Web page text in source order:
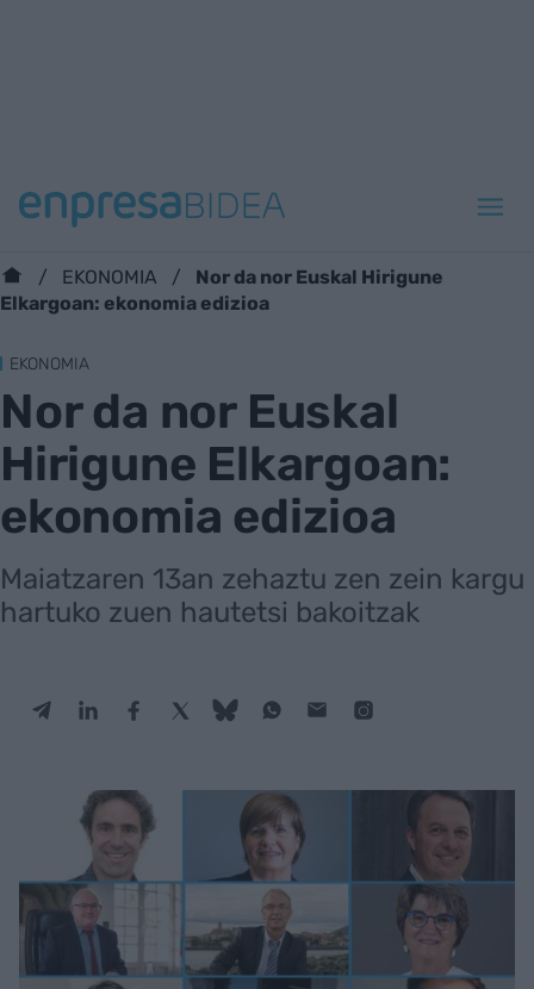
EKONOMIA
Nor da nor Euskal Hirigune
Elkargoan: ekonomia edizioa
EKONOMIA
Nor da nor Euskal
Hirigune Elkargoan:
ekonomia edizioa
Maiatzaren 13an zehaztu zen zein kargu
hartuko zuen hautetsi bakoitzak